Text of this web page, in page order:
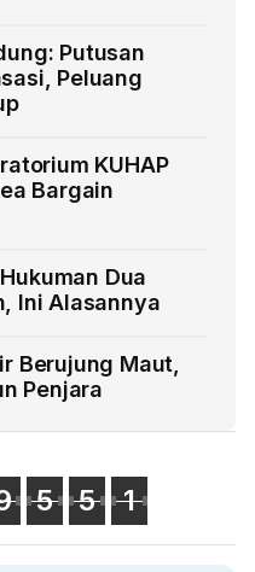
Putusan
Peluang
KUHAP
Bargain
Dua
Ini Alasannya
Berujung Maut,
Penjara
5 5 1